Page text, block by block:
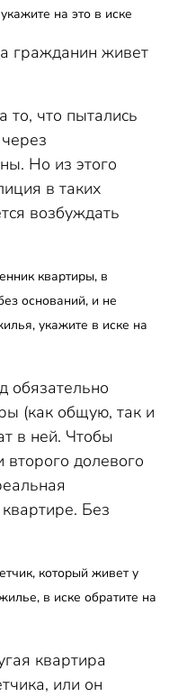
на это в иске
гражданин живет
то, что пытались
Но из этого
в таких
возбуждать
квартиры, в
оснований, и не
укажите в иске на
обязательно
(как общую, так и
в ней. Чтобы
второго долевого
Без
который живет у
в иске обратите на
квартира
или он